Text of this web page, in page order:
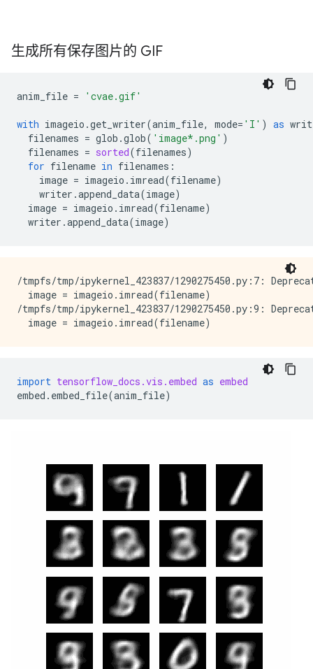
生成所有保存图片的 GIF
anim_file = 'cvae.gif'
with imageio .get_writer(anim_file, mode= 'I' ) as
filenames = glob .glob( 'image*.png' )
filenames = sorted(filenames)
for filename in filenames :
image = imageio . imread(filename)
writer .append_data(image)
image = imageio . imread(filename)
writer .append_data(image)
/tmpfs/tmp/ipykernel_423837/1290275450.py:7:
  image = imageio.imread(filename)
/tmpfs/tmp/ipykernel_423837/1290275450.py:9:
import tensorflow_docs.vis.embed as embed
embed . embed_file(anim_file)